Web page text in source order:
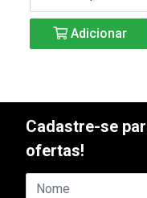
Adicionar
Cadastre-se
ofertas!